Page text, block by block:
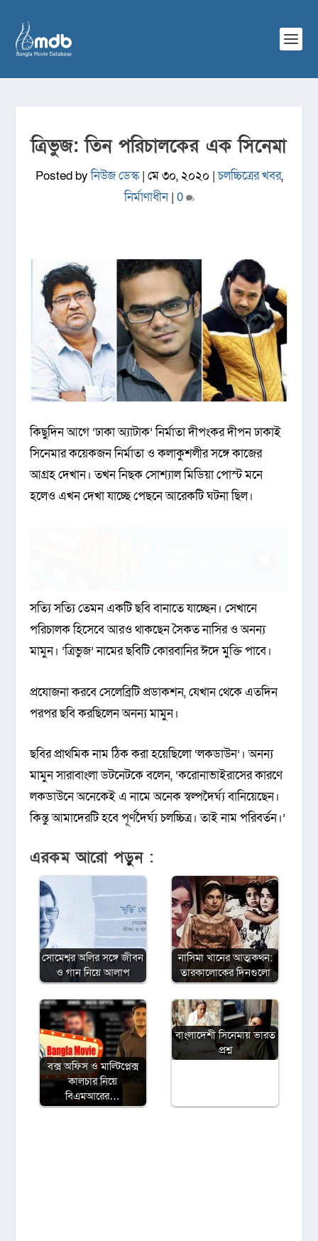
ত্রিভুজ: তিন পরিচালকের এক সিনেমা
Posted byনিউজ ডেস্ক| মে ৩০, ২০২০ |চলচ্চিত্রের খবর,
নির্মাণাধীন| 0
কিছুদিন আগে ‘ঢাকা অ্যাটাক’ নির্মাতা দীপংকর দীপন ঢাকাই
সিনেমার কয়েকজন নির্মাতা ও কলাকুশলীর সঙ্গে কাজের
আগ্রহ দেখান। তখন নিছক সোশ্যাল মিডিয়া পোস্ট মনে
হলেও এখন দেখা যাচ্ছে পেছনে আরেকটি ঘটনা ছিল।
সত্যি সত্যি তেমন একটি ছবি বানাতে যাচ্ছেন। সেখানে
পরিচালক হিসেবে আরও থাকছেন সৈকত নাসির ও অনন্য
মামুন। ‘ত্রিভুজ’ নামের ছবিটি কোরবানির ঈদে মুক্তি পাবে।
প্রযোজনা করবে সেলেব্রিটি প্রডাকশন, যেখান থেকে এতদিন
পরপর ছবি করছিলেন অনন্য মামুন।
ছবির প্রাথমিক নাম ঠিক করা হয়েছিলো ‘লকডাউন’। অনন্য
মামুন সারাবাংলা ডটনেটকে বলেন, ‘করোনাভাইরাসের কারণে
লকডাউনে অনেকেই এ নামে অনেক স্বল্পদৈর্ঘ্য বানিয়েছেন।
কিন্তু আমাদেরটি হবে পূর্ণদৈর্ঘ্য চলচ্চিত্র। তাই নাম পরিবর্তন।’
এরকম আরো পড়ুন :
সোমেশ্বর অলির সঙ্গে জীবন
ও গান নিয়ে আলাপ
নাসিমা খানের আত্মকথন:
তারকালোকের দিনগুলো
বক্স অফিস ও মাল্টিপ্লেক্স
কালচার নিয়ে
বিএমআরের…
বাংলাদেশী সিনেমায় ভারত
প্রশ্ন